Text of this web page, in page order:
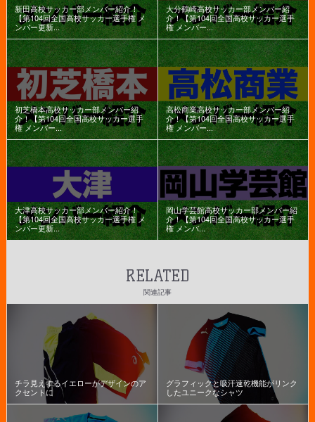
新田高校サッカー部メンバー紹介！
【第104回全国高校サッカー選手権 メ
ンバー更新...
大分鶴崎高校サッカー部メンバー紹
介！【第104回全国高校サッカー選手
権 メンバー...
初芝橋本高校サッカー部メンバー紹
介！【第104回全国高校サッカー選手
権 メンバー...
高松商業高校サッカー部メンバー紹
介！【第104回全国高校サッカー選手
権 メンバー...
大津高校サッカー部メンバー紹介！
【第104回全国高校サッカー選手権 メ
ンバー更新...
岡山学芸館高校サッカー部メンバー紹
介！【第104回全国高校サッカー選手
権 メンバ...
RELATED
関連記事
チラ見えするイエローがデザインのア
クセントに
グラフィックと吸汗速乾機能がリンク
したユニークなシャツ